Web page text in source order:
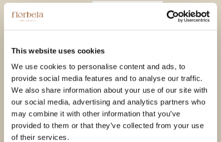
This website uses cookies
We use cookies to personalise content and ads, to
provide social media features and to analyse our traffic.
We also share information about your use of our site with
our social media, advertising and analytics partners who
may combine it with other information that you’ve
provided to them or that they’ve collected from your use
of their services.
A sua classificação
A sua avaliação sobre o produto*
Nome
Email*